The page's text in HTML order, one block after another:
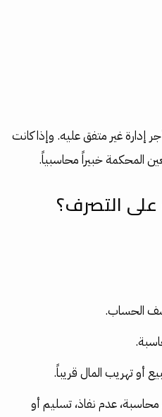
غير متفق عليه. وإذا كانت
المحكمة خبيراً محاسبياً.
التصرف؟
الحساب.
أو تهريب المال قريباً.
عدم نفاذ، تسليم أو